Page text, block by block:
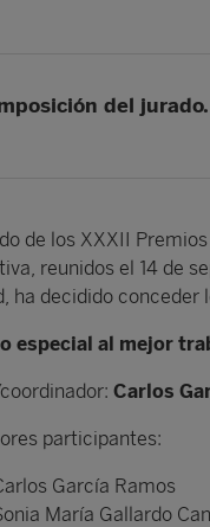
del jurado.
de los XXXII
reunidos el 14 de
ha decidido conceder
especial al mejor
Carlos
participantes:
García Ramos
María Gallardo